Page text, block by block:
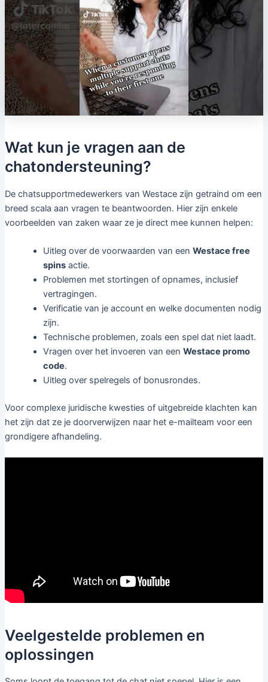
Wat kun je vragen aan de
chatondersteuning?
De chatsupportmedewerkers van Westace zijn getraind om een
breed scala aan vragen te beantwoorden. Hier zijn enkele
voorbeelden van zaken waar ze je direct mee kunnen helpen:
Uitleg over de voorwaarden van een Westace free
spinsactie.
Problemen met stortingen of opnames, inclusief
vertragingen.
Verificatie van je account en welke documenten nodig
zijn.
Technische problemen, zoals een spel dat niet laadt.
Vragen over het invoeren van een Westace promo
code.
Uitleg over spelregels of bonusrondes.
Voor complexe juridische kwesties of uitgebreide klachten kan
het zijn dat ze je doorverwijzen naar het e-mailteam voor een
grondigere afhandeling.
Veelgestelde problemen en
oplossingen